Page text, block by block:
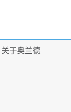
关于奥兰德